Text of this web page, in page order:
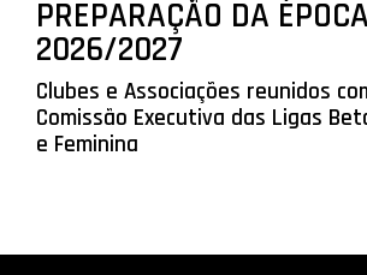
PREPARAÇÃO DA ÉPOCA
2026/2027
Clubes e Associações reunidos
Comissão Executiva das Ligas
e Feminina